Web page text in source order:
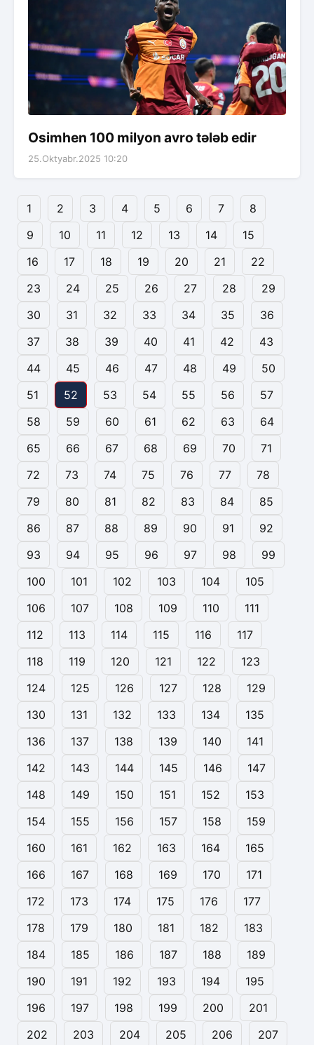
Osimhen 100 milyon avro tələb edir
25.Oktyabr.2025 10:20
1 2 3 4 5 6 7
8
9
10 11 12 13 14
15
16
17 18 19 20 21
22
23
24 25 26 27 28
29
30
31 32 33 34 35
36
37
38 39 40 41 42
43
44
45 46 47 48 49
50
51
52 53 54 55 56
57
58
59 60 61 62 63
64
65
66 67 68 69 70
71
72
73 74 75 76 77
78
79
80 81 82 83 84
85
86
87 88 89 90 91
92
93
94 95 96 97 98
99
100
101 102 103 104
105
106
107 108 109 110
111
112
113 114 115 116
117
118
119 120 121 122
123
124
125 126 127 128
129
130
131 132 133 134
135
136
137 138 139 140
141
142
143 144 145 146
147
148
149 150 151 152
153
154
155 156 157 158
159
160
161 162 163 164
165
166
167 168 169 170
171
172
173 174 175 176
177
178
179 180 181 182
183
184
185 186 187 188
189
190
191 192 193 194
195
196
197 198 199 200
201
202
203 204 205 206 207